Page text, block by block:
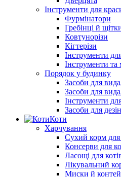
Інструменти для
Фурмінатори
Гребінці й
Ковтунорізи
Кігтерізи
Інструменти
Інструменти
Порядок у будинку
Засоби для
Засоби для
Інструменти
Засоби для
Коти
Харчування
Сухий корм для
Консерви для
Ласощі для
Лікувальний
Миски й